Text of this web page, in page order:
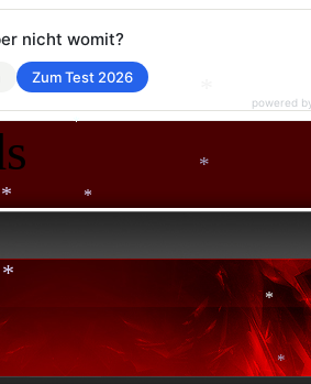
nicht womit?
Zum Test 2026
powered
*
*
*
*